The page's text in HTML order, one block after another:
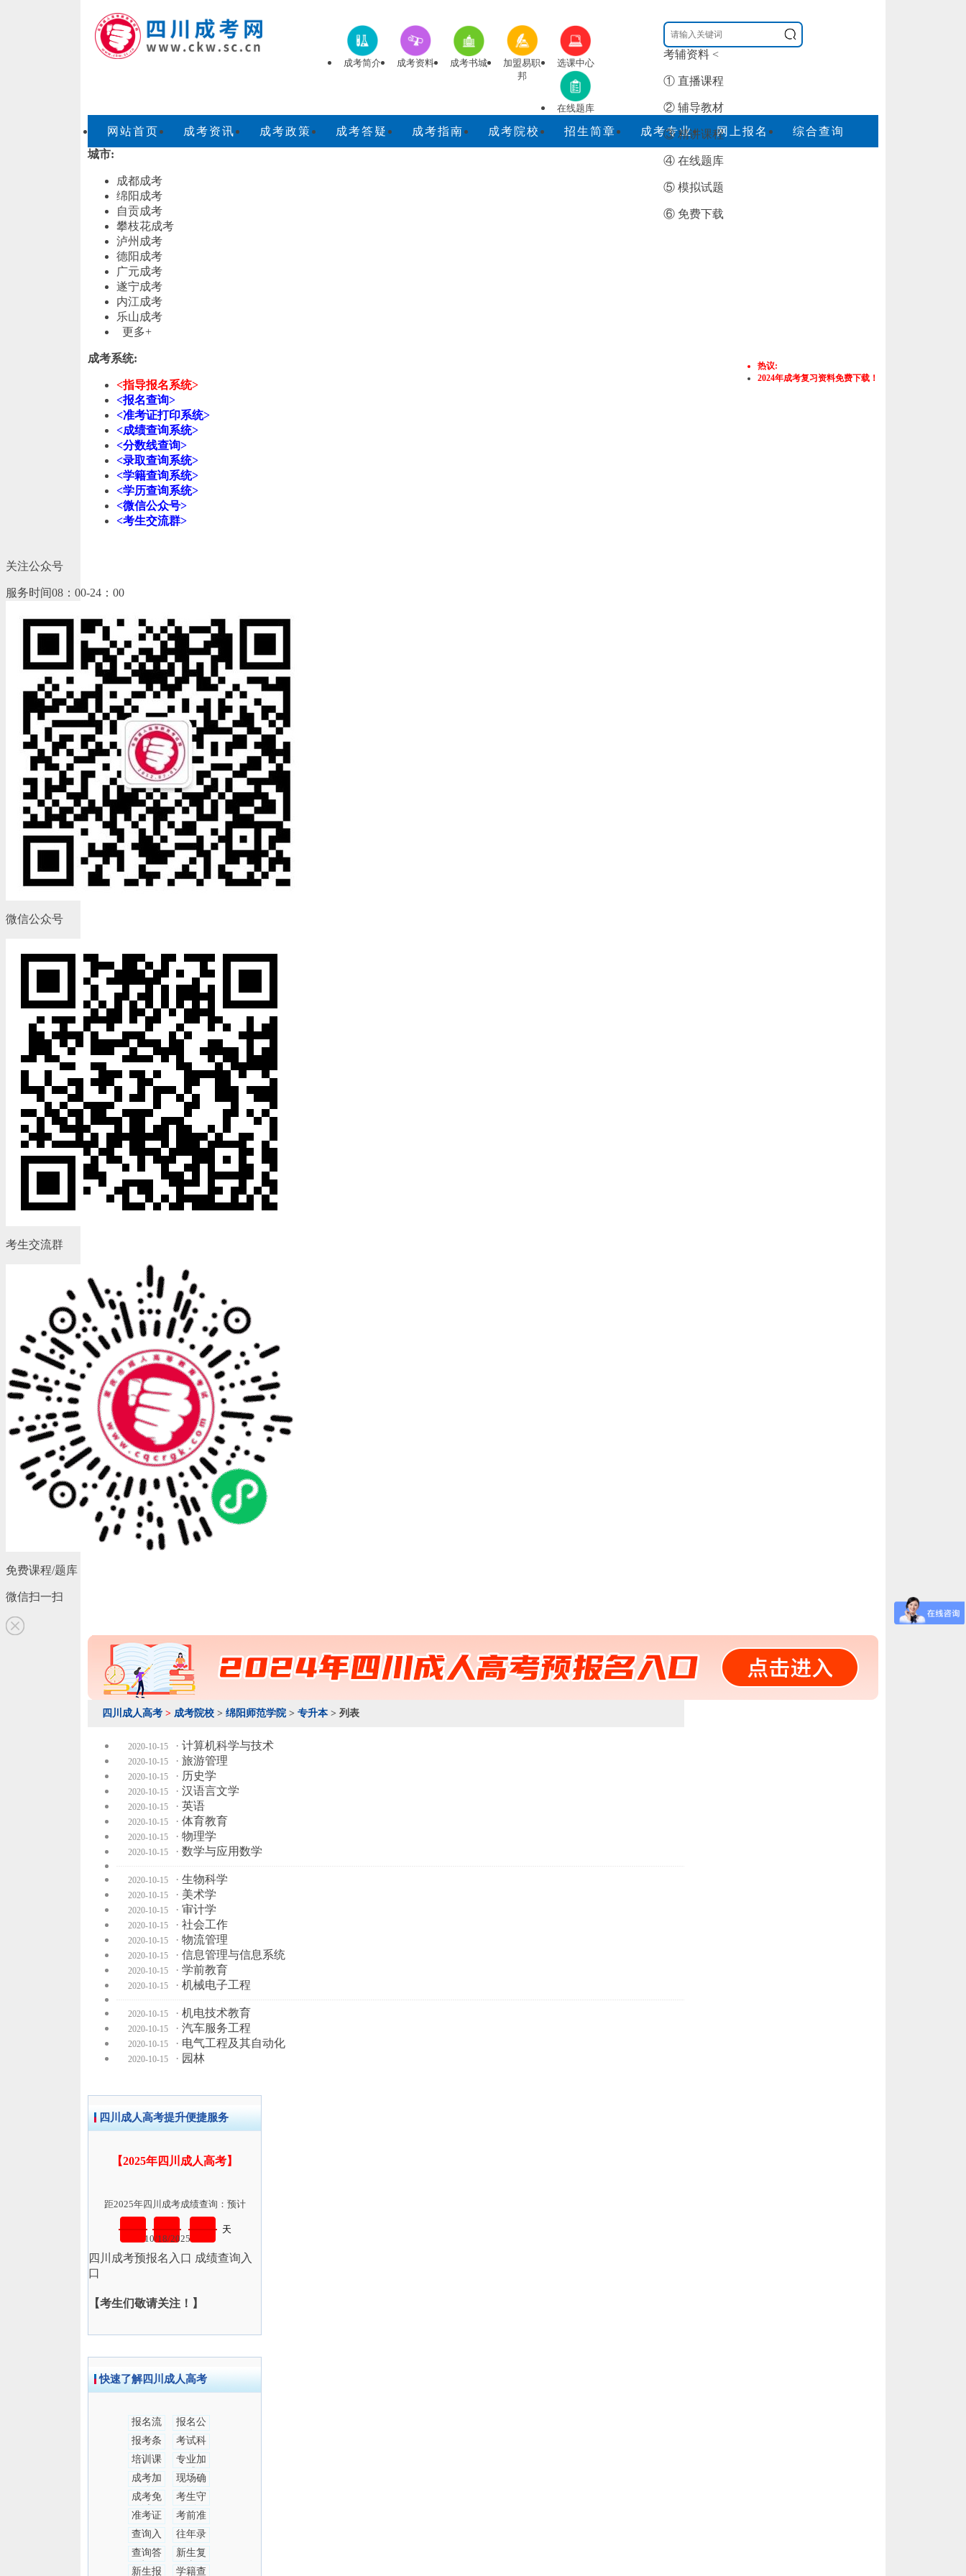
成考简介 成考资料 成考书城
加盟易职
邦
选课中心
在线题库
考辅资料 <
① 直播课程
② 辅导教材
③ 精讲课程
④ 在线题库
⑤ 模拟试题
⑥ 免费下载
网站首页 成考资讯 成考政策 成考答疑 成考指南 成考院校 招生简章 成考专业 网上报名
综合查询
城市:
成都成考
绵阳成考
自贡成考
攀枝花成考
泸州成考
德阳成考
广元成考
遂宁成考
内江成考
乐山成考
更多+
热议:
2024年成考复习资料免费下载！
成考系统:
<指导报名系统>
<报名查询>
<准考证打印系统>
<成绩查询系统>
<分数线查询>
<录取查询系统>
<学籍查询系统>
<学历查询系统>
<微信公众号>
<考生交流群>
关注公众号
服务时间08：00-24：00
微信公众号
考生交流群
免费课程/题库
微信扫一扫
四川成人高考 > 成考院校 > 绵阳师范学院> 专升本> 列表
2020-10-15 · 计算机科学与技术
2020-10-15 · 旅游管理
2020-10-15 · 历史学
2020-10-15 · 汉语言文学
2020-10-15 · 英语
2020-10-15 · 体育教育
2020-10-15 · 物理学
2020-10-15 · 数学与应用数学
2020-10-15 · 生物科学
2020-10-15 · 美术学
2020-10-15 · 审计学
2020-10-15 · 社会工作
2020-10-15 · 物流管理
2020-10-15 · 信息管理与信息系统
2020-10-15 · 学前教育
2020-10-15 · 机械电子工程
2020-10-15 · 机电技术教育
2020-10-15 · 汽车服务工程
2020-10-15 · 电气工程及其自动化
2020-10-15 · 园林
四川成人高考提升便捷服务
【2025年四川成人高考】
距2025年四川成考成绩查询：预计
10/18/2025
天
四川成考预报名入口 成绩查询入
口
【考生们敬请关注！】
快速了解四川成人高考
报名流
程
报名公
告
报考条
件
考试科
目
培训课
程
专业加
试
成考加
分
现场确
认
成考免
试
考生守
则
准考证
考前准
备
查询入
口
往年录
取
查询答
疑
新生复
查
新生报 学籍查